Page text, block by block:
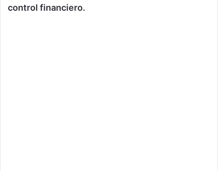
control financiero.